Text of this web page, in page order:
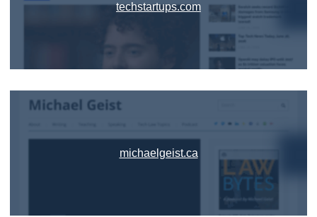
techstartups.com
michaelgeist.ca